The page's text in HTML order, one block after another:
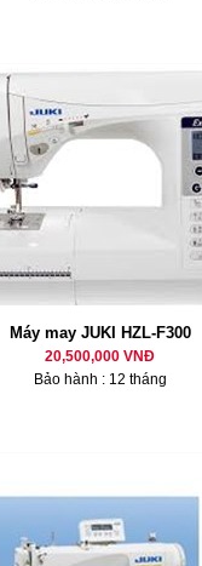
Máy may JUKI HZL-F300
20,500,000 VNĐ
Bảo hành : 12 tháng